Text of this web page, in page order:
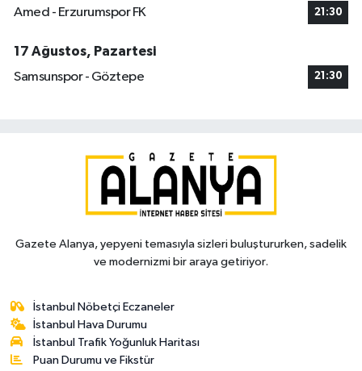
Amed - Erzurumspor FK 21:30
17 Ağustos, Pazartesi
Samsunspor - Göztepe
21:30
Gazete Alanya, yepyeni temasıyla sizleri buluştururken, sadelik
ve modernizmi bir araya getiriyor.
İstanbul Nöbetçi Eczaneler
İstanbul Hava Durumu
İstanbul Trafik Yoğunluk Haritası
Puan Durumu ve Fikstür